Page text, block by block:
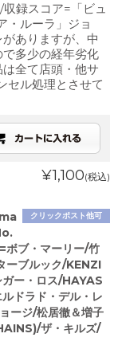
録スコア=「ビュ
・ルーラ」ジョ
ありますが、中
多少の経年劣化
全て店頭・他サ
セル処理とさせて
¥1,100(税込)
クリックポスト他可
ボブ・マーリー/竹
ーブルック/KENZI
ー・ロス/HAYAS
ドラド・デル・レ
ージ/松居徹＆増子
ザ・キルズ/